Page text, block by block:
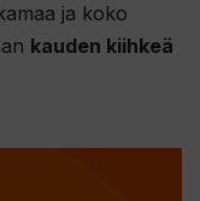
ja koko
kauden kiihkeä